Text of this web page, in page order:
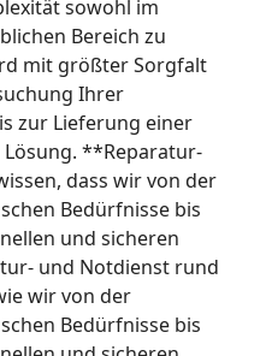
sowohl im
Bereich zu
mit größter Sorgfalt
Ihrer
zur Lieferung einer
**Reparatur-
dass wir von der
Bedürfnisse bis
und sicheren
und Notdienst rund
wir von der
Bedürfnisse bis